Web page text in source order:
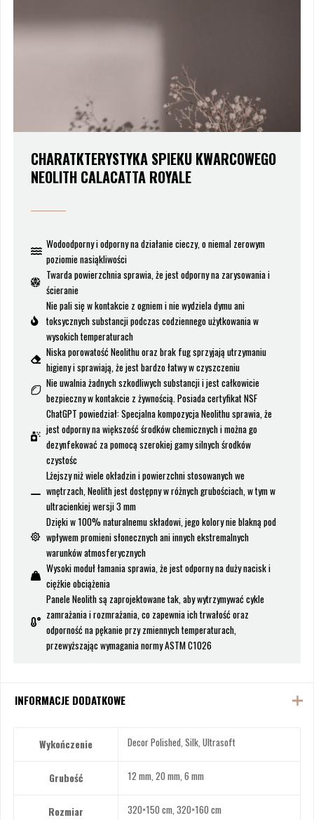
CHARATKTERYSTYKA SPIEKU KWARCOWEGO
NEOLITH CALACATTA ROYALE
Wodoodporny i odporny na działanie cieczy, o niemal zerowym
poziomie nasiąkliwości
Twarda powierzchnia sprawia, że jest odporny na zarysowania i
ścieranie
Nie pali się w kontakcie z ogniem i nie wydziela dymu ani
toksycznych substancji podczas codziennego użytkowania w
wysokich temperaturach
Niska porowatość Neolithu oraz brak fug sprzyjają utrzymaniu
higieny i sprawiają, że jest bardzo łatwy w czyszczeniu
Nie uwalnia żadnych szkodliwych substancji i jest całkowicie
bezpieczny w kontakcie z żywnością. Posiada certyfikat NSF
ChatGPT powiedział: Specjalna kompozycja Neolithu sprawia, że
jest odporny na większość środków chemicznych i można go
dezynfekować za pomocą szerokiej gamy silnych środków
czystośc
Lżejszy niż wiele okładzin i powierzchni stosowanych we
wnętrzach, Neolith jest dostępny w różnych grubościach, w tym w
ultracienkiej wersji 3 mm
Dzięki w 100% naturalnemu składowi, jego kolory nie blakną pod
wpływem promieni słonecznych ani innych ekstremalnych
warunków atmosferycznych
Wysoki moduł łamania sprawia, że jest odporny na duży nacisk i
ciężkie obciążenia
Panele Neolith są zaprojektowane tak, aby wytrzymywać cykle
zamrażania i rozmrażania, co zapewnia ich trwałość oraz
odporność na pękanie przy zmiennych temperaturach,
przewyższając wymagania normy ASTM C1026
INFORMACJE DODATKOWE
Wykończenie Decor Polished, Silk, Ultrasoft
Grubość 12 mm, 20 mm, 6 mm
Rozmiar 320×150 cm, 320×160 cm